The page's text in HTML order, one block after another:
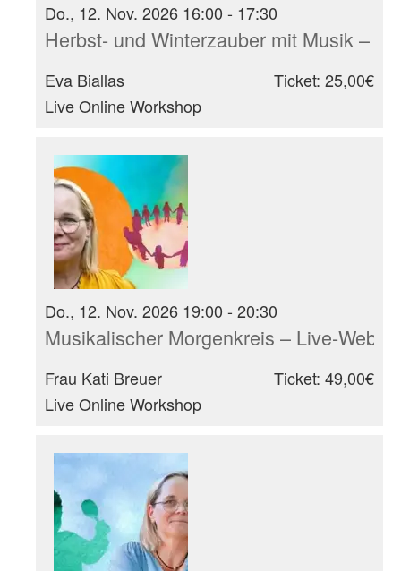
Do., 12. Nov. 2026 16:00 - 17:30
Herbst- und Winterzauber mit Musik –
Eva Biallas
Live Online Workshop
Ticket: 25,00€
Do., 12. Nov. 2026 19:00 - 20:30
Musikalischer Morgenkreis – Live-
Frau Kati Breuer
Live Online Workshop
Ticket: 49,00€